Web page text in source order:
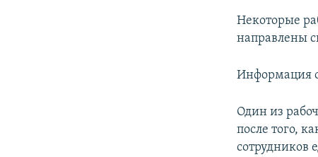
Некоторые
направлены
Информация
Один из
после того,
сотрудников